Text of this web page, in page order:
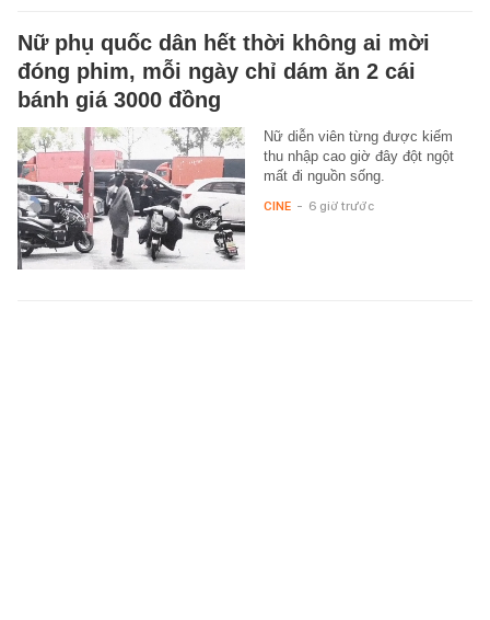
Nữ phụ quốc dân hết thời không ai mời
đóng phim, mỗi ngày chỉ dám ăn 2 cái
bánh giá 3000 đồng
Nữ diễn viên từng được kiếm
thu nhập cao giờ đây đột ngột
mất đi nguồn sống.
CINE - 6 giờ trước